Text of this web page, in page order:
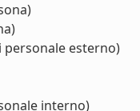
personale esterno)
interno)